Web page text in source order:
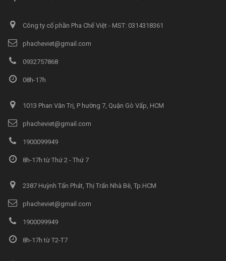
Công ty cổ phần Pha Chế Việt - MST: 0314318361
phacheviet@gmail.com
0932757868
08h-17h
1013 Phan Văn Trị, P hường 7, Quận Gò Vấp, HCM
phacheviet@gmail.com
1900099949
8h-17h từ Thứ 2 - Thứ 7
2387 Huỳnh Tấn Phát, Thị Trấn Nhà Bè, Tp.HCM
phacheviet@gmail.com
1900099949
8h-17h từ T2-T7